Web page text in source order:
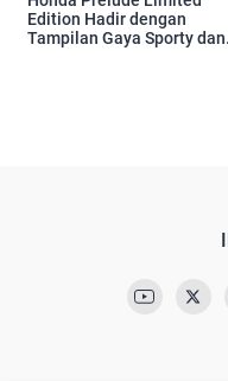
Edition Hadir dengan
Tampilan Gaya Sporty dan